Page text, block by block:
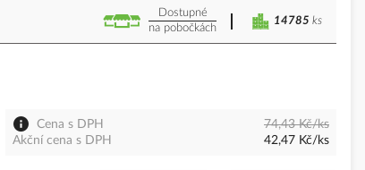
Dostupné
na pobočkách
14785 ks
Cena s DPH
74,43 Kč/ks
Akční cena s DPH
42,47 Kč/ks